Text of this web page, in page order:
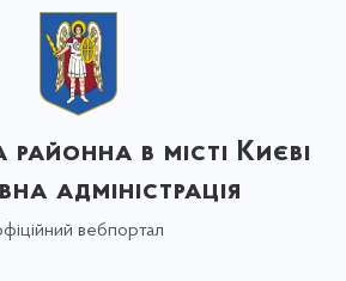
в місті Києві
адміністрація
вебпортал